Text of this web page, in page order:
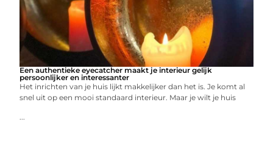
Een authentieke eyecatcher maakt je interieur gelijk
persoonlijker en interessanter
Het inrichten van je huis lijkt makkelijker dan het is. Je komt al
snel uit op een mooi standaard interieur. Maar je wilt je huis
...